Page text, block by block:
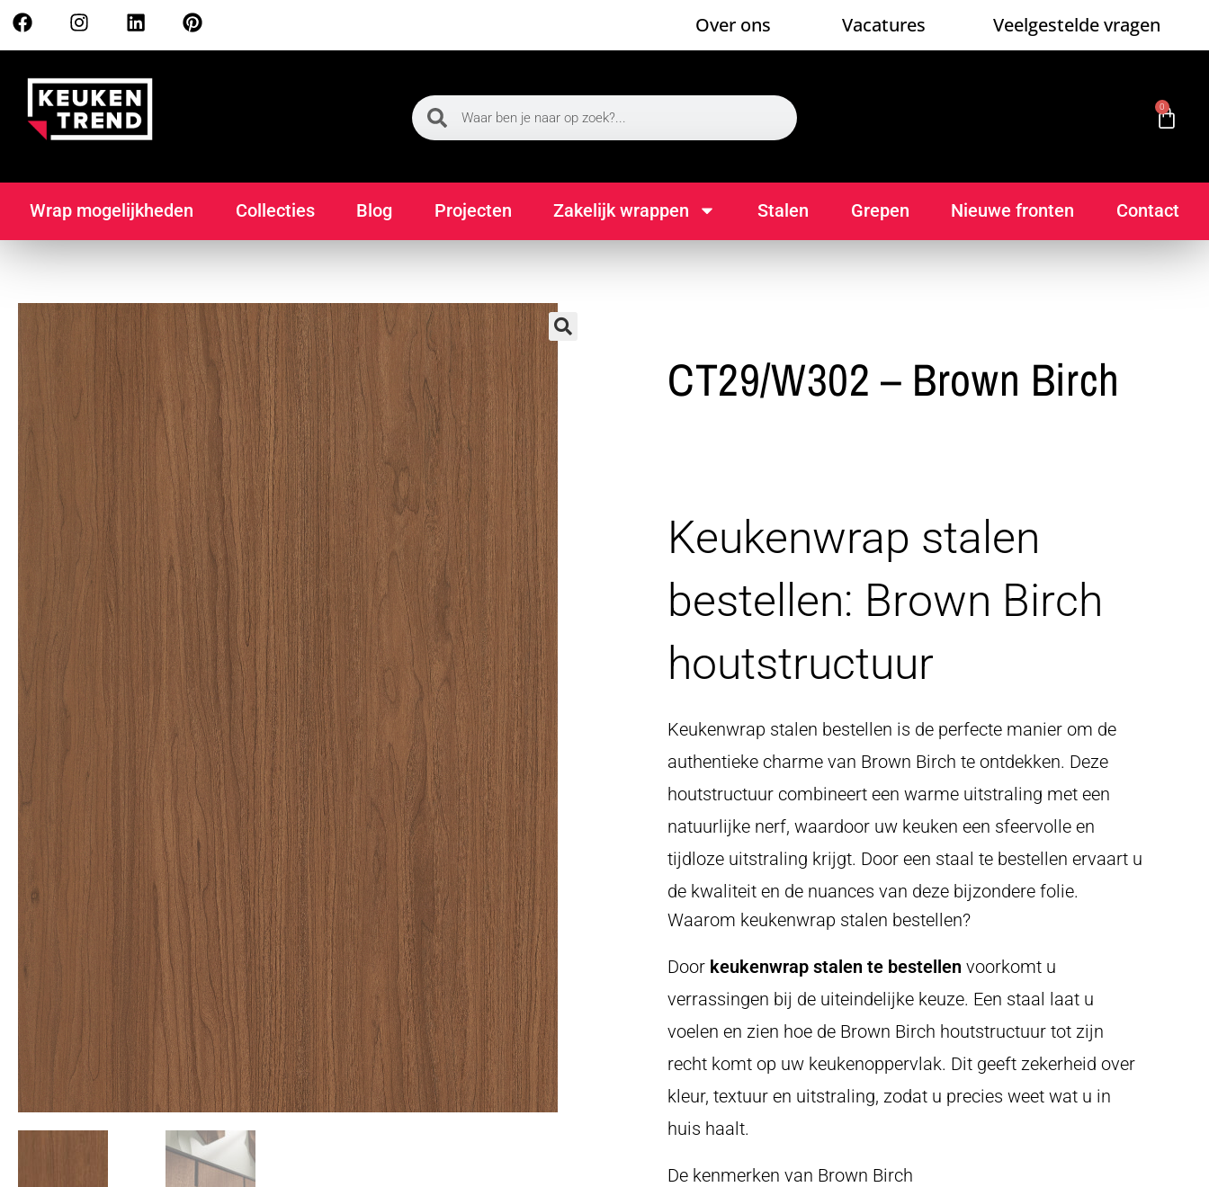
Over ons Vacatures Veelgestelde vragen
0
Wrap mogelijkheden Collecties Blog Projecten Zakelijk wrappen Stalen Grepen Nieuwe fronten Contact
CT29/W302 – Brown Birch
Keukenwrap stalen
bestellen: Brown Birch
houtstructuur
Keukenwrap stalen bestellen is de perfecte manier om de
authentieke charme van Brown Birch te ontdekken. Deze
houtstructuur combineert een warme uitstraling met een
natuurlijke nerf, waardoor uw keuken een sfeervolle en
tijdloze uitstraling krijgt. Door een staal te bestellen ervaart u
de kwaliteit en de nuances van deze bijzondere folie.
Waarom keukenwrap stalen bestellen?
Door keukenwrap stalen te bestellen voorkomt u
verrassingen bij de uiteindelijke keuze. Een staal laat u
voelen en zien hoe de Brown Birch houtstructuur tot zijn
recht komt op uw keukenoppervlak. Dit geeft zekerheid over
kleur, textuur en uitstraling, zodat u precies weet wat u in
huis haalt.
De kenmerken van Brown Birch